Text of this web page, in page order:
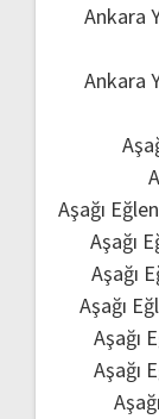
Ankara
Ankara
Aşağı
Aşağı
Aşağı
Aşağı
Aşağı
Aşağı